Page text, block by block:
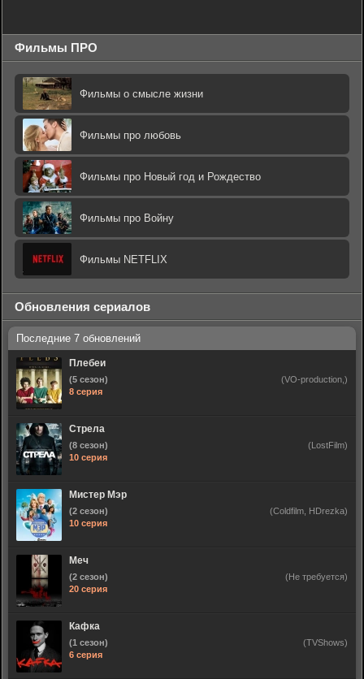
Фильмы ПРО
Фильмы о смысле жизни
Фильмы про любовь
Фильмы про Новый год и Рождество
Фильмы про Войну
Фильмы NETFLIX
Обновления сериалов
Плебеи
(5 сезон)
8 серия
(VO-production,)
Стрела
(8 сезон)
10 серия
(LostFilm)
Мистер Мэр
(2 сезон)
10 серия
(Coldfilm, HDrezka)
Меч
(2 сезон)
20 серия
(Не требуется)
Кафка
(1 сезон)
6 серия
(TVShows)